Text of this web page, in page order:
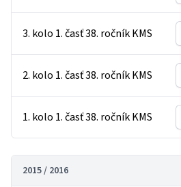
3. kolo 1. časť 38. ročník KMS
2. kolo 1. časť 38. ročník KMS
1. kolo 1. časť 38. ročník KMS
2015 / 2016